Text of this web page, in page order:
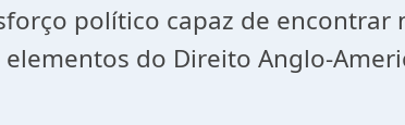
político capaz de encontrar
do Direito Anglo-